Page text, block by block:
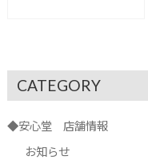
CATEGORY
◆安心堂 店舗情報
お知らせ